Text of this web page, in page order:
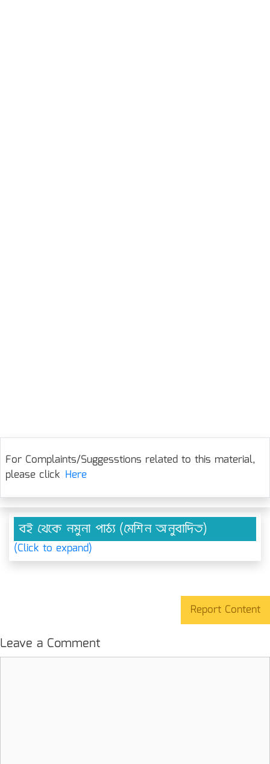
For Complaints/Suggesstions related to this material,
please click Here
বই থেকে নমুনা পাঠ্য (মেশিন অনুবাদিত)
(Click to expand)
Report Content
Leave a Comment